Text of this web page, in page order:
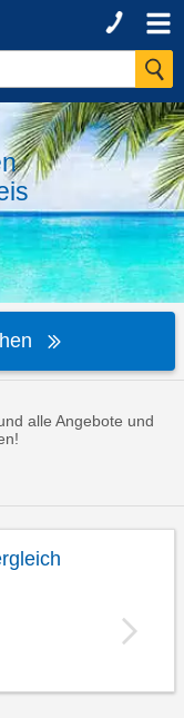
alle Angebote und